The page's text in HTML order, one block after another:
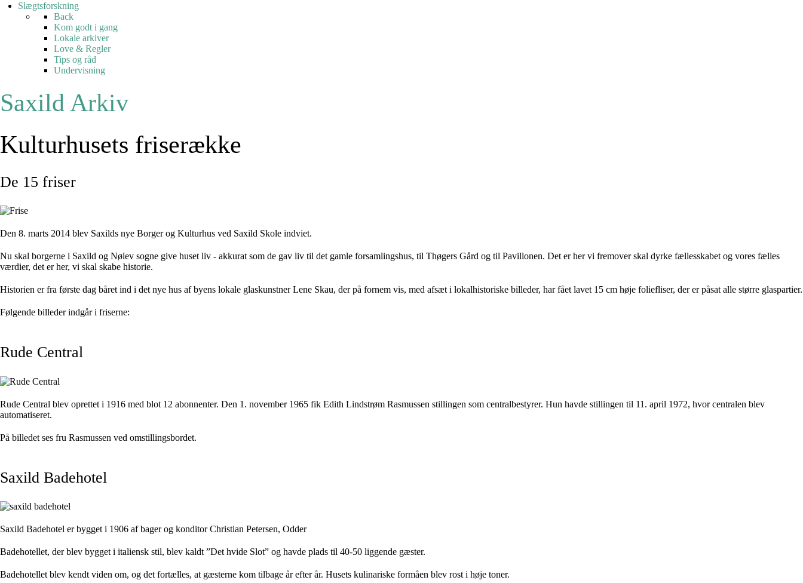
Slægtsforskning
Back
Kom godt i gang
Lokale arkiver
Love & Regler
Tips og råd
Undervisning
Saxild Arkiv
Kulturhusets friserække
De 15 friser
Den 8. marts 2014 blev Saxilds nye Borger og Kulturhus ved Saxild Skole indviet.
Nu skal borgerne i Saxild og Nølev sogne give huset liv - akkurat som de gav liv til det gamle forsamlingshus, til Thøgers Gård og til Pavillonen. Det er her vi fremover skal dyrke fællesskabet og vores fælles
værdier, det er her, vi skal skabe historie.
Historien er fra første dag båret ind i det nye hus af byens lokale glaskunstner Lene Skau, der på fornem vis, med afsæt i lokalhistoriske billeder, har fået lavet 15 cm høje foliefliser, der er påsat alle større glaspartier.
Følgende billeder indgår i friserne:
Rude Central
Rude Central blev oprettet i 1916 med blot 12 abonnenter. Den 1. november 1965 fik Edith Lindstrøm Rasmussen stillingen som centralbestyrer. Hun havde stillingen til 11. april 1972, hvor centralen blev
automatiseret.
På billedet ses fru Rasmussen ved omstillingsbordet.
Saxild Badehotel
Saxild Badehotel er bygget i 1906 af bager og konditor Christian Petersen, Odder
Badehotellet, der blev bygget i italiensk stil, blev kaldt ”Det hvide Slot” og havde plads til 40-50 liggende gæster.
Badehotellet blev kendt viden om, og det fortælles, at gæsterne kom tilbage år efter år. Husets kulinariske formåen blev rost i høje toner.